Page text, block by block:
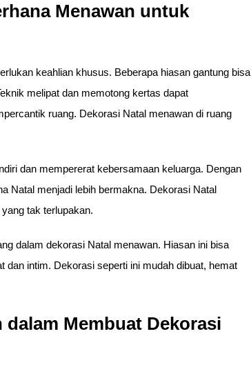
Menawan untuk
keahlian khusus. Beberapa hiasan gantung bisa
melipat dan memotong kertas dapat
ruang. Dekorasi Natal menawan di ruang
dan mempererat kebersamaan keluarga. Dengan
Natal menjadi lebih bermakna. Dekorasi Natal
tak terlupakan.
dalam dekorasi Natal menawan. Hiasan ini bisa
dan intim. Dekorasi seperti ini mudah dibuat, hemat
Membuat Dekorasi